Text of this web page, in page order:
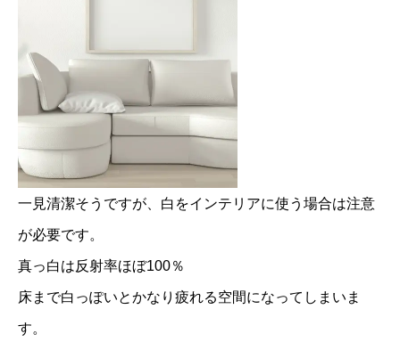
一見清潔そうですが、白をインテリアに使う場合は注意
が必要です。
真っ白は反射率ほぼ100％
床まで白っぽいとかなり疲れる空間になってしまいま
す。